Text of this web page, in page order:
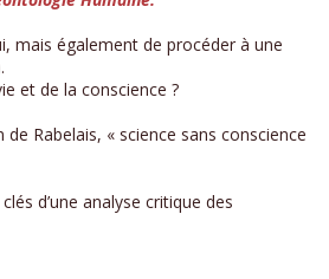
mais également de procéder à une
et de la conscience ?
Rabelais, « science sans conscience
d’une analyse critique des